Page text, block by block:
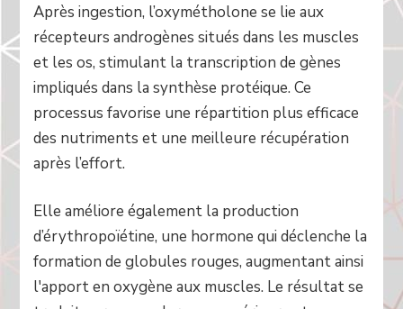
Après ingestion, l’oxymétholone se lie aux
récepteurs androgènes situés dans les muscles
et les os, stimulant la transcription de gènes
impliqués dans la synthèse protéique. Ce
processus favorise une répartition plus efficace
des nutriments et une meilleure récupération
après l’effort.
Elle améliore également la production
d’érythropoïétine, une hormone qui déclenche la
formation de globules rouges, augmentant ainsi
l'apport en oxygène aux muscles. Le résultat se